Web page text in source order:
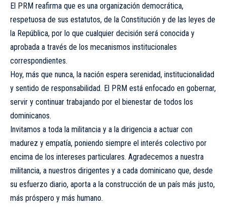
El PRM reafirma que es una organización democrática,
respetuosa de sus estatutos, de la Constitución y de las leyes de
la República, por lo que cualquier decisión será conocida y
aprobada a través de los mecanismos institucionales
correspondientes.
Hoy, más que nunca, la nación espera serenidad, institucionalidad
y sentido de responsabilidad. El PRM está enfocado en gobernar,
servir y continuar trabajando por el bienestar de todos los
dominicanos.
Invitamos a toda la militancia y a la dirigencia a actuar con
madurez y empatía, poniendo siempre el interés colectivo por
encima de los intereses particulares. Agradecemos a nuestra
militancia, a nuestros dirigentes y a cada dominicano que, desde
su esfuerzo diario, aporta a la construcción de un país más justo,
más próspero y más humano.